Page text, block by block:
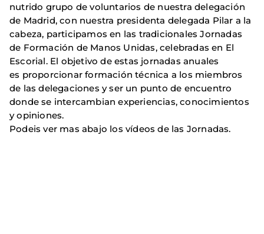
nutrido grupo de voluntarios de nuestra delegación
de Madrid, con nuestra presidenta delegada Pilar a la
cabeza, participamos en las tradicionales Jornadas
de Formación de Manos Unidas, celebradas en El
Escorial. El objetivo de estas jornadas anuales
es proporcionar formación técnica a los miembros
de las delegaciones y ser un punto de encuentro
donde se intercambian experiencias, conocimientos
y opiniones.
Podeis ver mas abajo los vídeos de las Jornadas.